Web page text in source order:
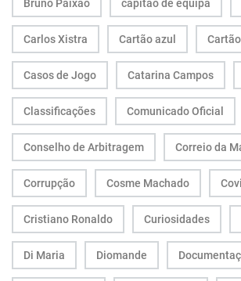
Bruno Paixão capitão de equipa
Carlos Xistra Cartão azul
Casos de Jogo Catarina Campos
Classificações Comunicado Oficial
Conselho de Arbitragem Correio da
Corrupção Cosme Machado
Cristiano Ronaldo Curiosidades
Di Maria Diomande